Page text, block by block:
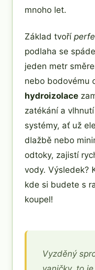
mnoho let.
Základ tvoří
podlaha se
jeden metr
nebo bodovému
hydroizolace
zatékání a
systémy, ať už
dlažbě nebo
odtoky, zajistí
vody. Výsledek?
kde si budete s
koupel!
Vyzděný